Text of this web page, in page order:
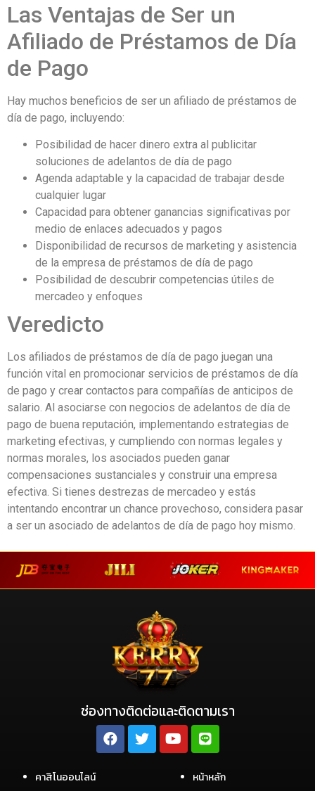
Las Ventajas de Ser un
Afiliado de Préstamos de Día
de Pago
Hay muchos beneficios de ser un afiliado de préstamos de
día de pago, incluyendo:
Posibilidad de hacer dinero extra al publicitar
soluciones de adelantos de día de pago
Agenda adaptable y la capacidad de trabajar desde
cualquier lugar
Capacidad para obtener ganancias significativas por
medio de enlaces adecuados y pagos
Disponibilidad de recursos de marketing y asistencia
de la empresa de préstamos de día de pago
Posibilidad de descubrir competencias útiles de
mercadeo y enfoques
Veredicto
Los afiliados de préstamos de día de pago juegan una
función vital en promocionar servicios de préstamos de día
de pago y crear contactos para compañías de anticipos de
salario. Al asociarse con negocios de adelantos de día de
pago de buena reputación, implementando estrategias de
marketing efectivas, y cumpliendo con normas legales y
normas morales, los asociados pueden ganar
compensaciones sustanciales y construir una empresa
efectiva. Si tienes destrezas de mercadeo y estás
intentando encontrar un chance provechoso, considera pasar
a ser un asociado de adelantos de día de pago hoy mismo.
ช่องทางติดต่อและติดตามเรา
คาสิโนออนไลน์ หน้าหลัก